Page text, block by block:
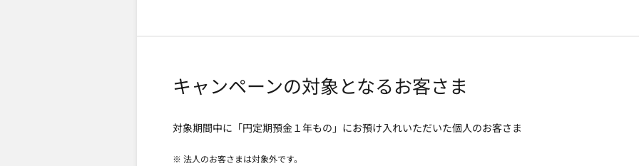
キャンペーンの対象となるお客さま
対象期間中に「円定期預金１年もの」にお預け入れいただいた個人のお客さま
※ 法人のお客さまは対象外です。